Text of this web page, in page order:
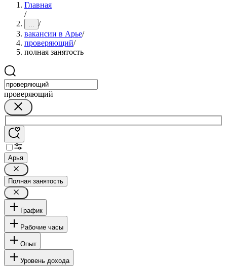
Главная
/
... /
вакансии в Арье/
проверяющий/
полная занятость
проверяющий
Арья
Полная занятость
График
Рабочие часы
Опыт
Уровень дохода